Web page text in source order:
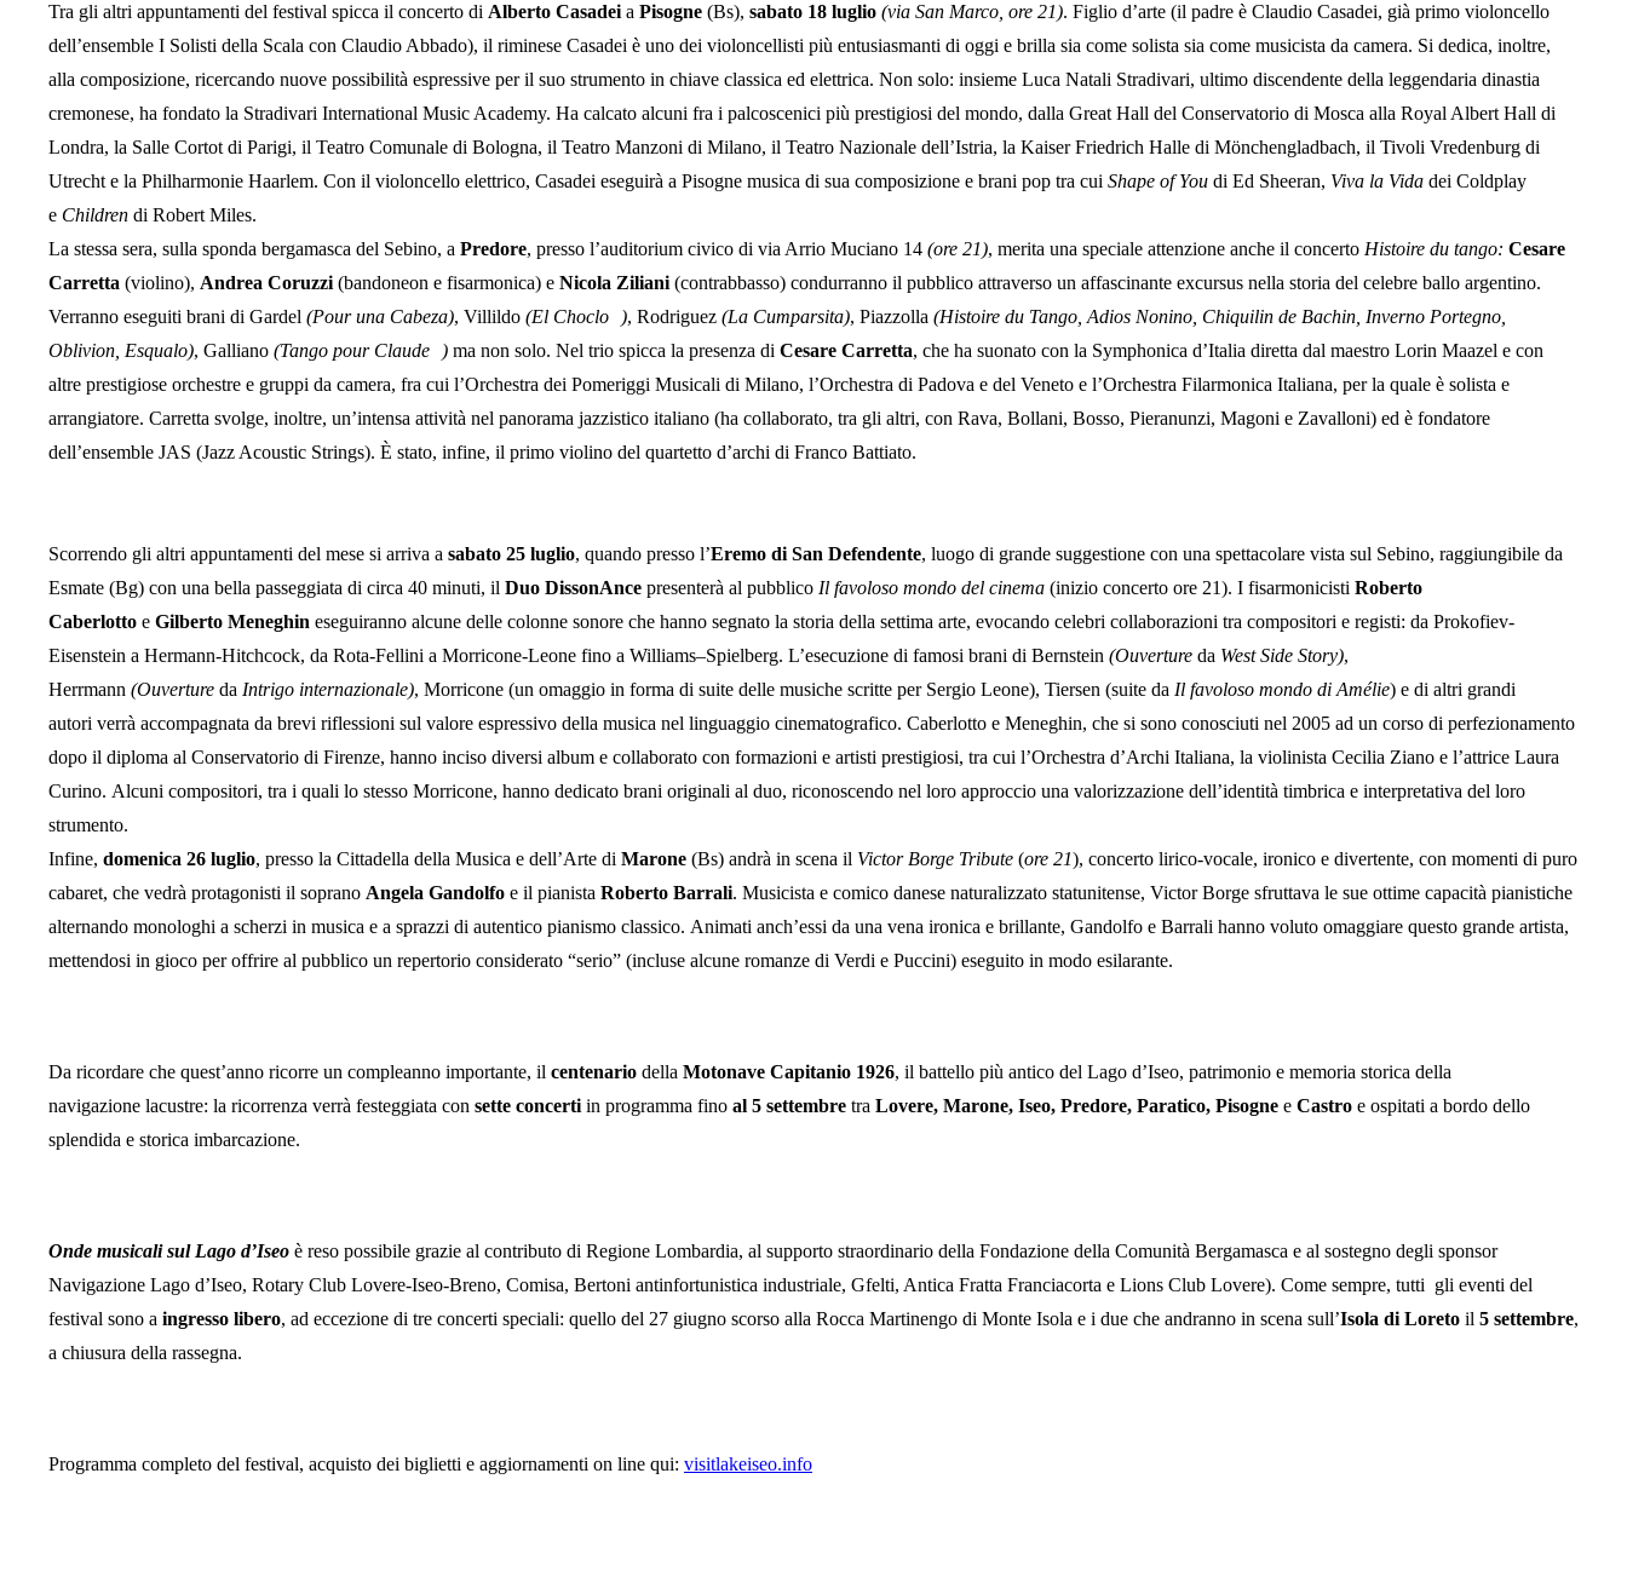
Tra gli altri appuntamenti del festival spicca il concerto di Alberto Casadei a Pisogne (Bs), sabato 18 luglio (via San Marco, ore 21). Figlio d’arte (il padre è Claudio Casadei, già primo violoncello
dell’ensemble I Solisti della Scala con Claudio Abbado), il riminese Casadei è uno dei violoncellisti più entusiasmanti di oggi e brilla sia come solista sia come musicista da camera. Si dedica, inoltre,
alla composizione, ricercando nuove possibilità espressive per il suo strumento in chiave classica ed elettrica. Non solo: insieme Luca Natali Stradivari, ultimo discendente della leggendaria dinastia
cremonese, ha fondato la Stradivari International Music Academy. Ha calcato alcuni fra i palcoscenici più prestigiosi del mondo, dalla Great Hall del Conservatorio di Mosca alla Royal Albert Hall di
Londra, la Salle Cortot di Parigi, il Teatro Comunale di Bologna, il Teatro Manzoni di Milano, il Teatro Nazionale dell’Istria, la Kaiser Friedrich Halle di Mönchengladbach, il Tivoli Vredenburg di
Utrecht e la Philharmonie Haarlem. Con il violoncello elettrico, Casadei eseguirà a Pisogne musica di sua composizione e brani pop tra cui Shape of You di Ed Sheeran, Viva la Vida dei Coldplay
e Children di Robert Miles.
La stessa sera, sulla sponda bergamasca del Sebino, a Predore, presso l’auditorium civico di via Arrio Muciano 14 (ore 21), merita una speciale attenzione anche il concerto Histoire du tango: Cesare
Carretta (violino), Andrea Coruzzi (bandoneon e fisarmonica) e Nicola Ziliani (contrabbasso) condurranno il pubblico attraverso un affascinante excursus nella storia del celebre ballo argentino.
Verranno eseguiti brani di Gardel (Pour una Cabeza), Villildo (El Choclo ), Rodriguez (La Cumparsita), Piazzolla (Histoire du Tango, Adios Nonino, Chiquilin de Bachin, Inverno Portegno,
Oblivion, Esqualo), Galliano (Tango pour Claude ) ma non solo. Nel trio spicca la presenza di Cesare Carretta, che ha suonato con la Symphonica d’Italia diretta dal maestro Lorin Maazel e con
altre prestigiose orchestre e gruppi da camera, fra cui l’Orchestra dei Pomeriggi Musicali di Milano, l’Orchestra di Padova e del Veneto e l’Orchestra Filarmonica Italiana, per la quale è solista e
arrangiatore. Carretta svolge, inoltre, un’intensa attività nel panorama jazzistico italiano (ha collaborato, tra gli altri, con Rava, Bollani, Bosso, Pieranunzi, Magoni e Zavalloni) ed è fondatore
dell’ensemble JAS (Jazz Acoustic Strings). È stato, infine, il primo violino del quartetto d’archi di Franco Battiato.
Scorrendo gli altri appuntamenti del mese si arriva a sabato 25 luglio, quando presso l’Eremo di San Defendente, luogo di grande suggestione con una spettacolare vista sul Sebino, raggiungibile da
Esmate (Bg) con una bella passeggiata di circa 40 minuti, il Duo DissonAnce presenterà al pubblico Il favoloso mondo del cinema (inizio concerto ore 21). I fisarmonicisti Roberto
Caberlotto e Gilberto Meneghin eseguiranno alcune delle colonne sonore che hanno segnato la storia della settima arte, evocando celebri collaborazioni tra compositori e registi: da Prokofiev-
Eisenstein a Hermann-Hitchcock, da Rota-Fellini a Morricone-Leone fino a Williams–Spielberg. L’esecuzione di famosi brani di Bernstein (Ouverture da West Side Story),
Herrmann (Ouverture da Intrigo internazionale), Morricone (un omaggio in forma di suite delle musiche scritte per Sergio Leone), Tiersen (suite da Il favoloso mondo di Amélie) e di altri grandi
autori verrà accompagnata da brevi riflessioni sul valore espressivo della musica nel linguaggio cinematografico. Caberlotto e Meneghin, che si sono conosciuti nel 2005 ad un corso di perfezionamento
dopo il diploma al Conservatorio di Firenze, hanno inciso diversi album e collaborato con formazioni e artisti prestigiosi, tra cui l’Orchestra d’Archi Italiana, la violinista Cecilia Ziano e l’attrice Laura
Curino. Alcuni compositori, tra i quali lo stesso Morricone, hanno dedicato brani originali al duo, riconoscendo nel loro approccio una valorizzazione dell’identità timbrica e interpretativa del loro
strumento.
Infine, domenica 26 luglio, presso la Cittadella della Musica e dell’Arte di Marone (Bs) andrà in scena il Victor Borge Tribute (ore 21), concerto lirico-vocale, ironico e divertente, con momenti di puro
cabaret, che vedrà protagonisti il soprano Angela Gandolfo e il pianista Roberto Barrali. Musicista e comico danese naturalizzato statunitense, Victor Borge sfruttava le sue ottime capacità pianistiche
alternando monologhi a scherzi in musica e a sprazzi di autentico pianismo classico. Animati anch’essi da una vena ironica e brillante, Gandolfo e Barrali hanno voluto omaggiare questo grande artista,
mettendosi in gioco per offrire al pubblico un repertorio considerato “serio” (incluse alcune romanze di Verdi e Puccini) eseguito in modo esilarante.
Da ricordare che quest’anno ricorre un compleanno importante, il centenario della Motonave Capitanio 1926, il battello più antico del Lago d’Iseo, patrimonio e memoria storica della
navigazione lacustre: la ricorrenza verrà festeggiata con sette concerti in programma fino al 5 settembre tra Lovere, Marone, Iseo, Predore, Paratico, Pisogne e Castro e ospitati a bordo dello
splendida e storica imbarcazione.
Onde musicali sul Lago d’Iseo è reso possibile grazie al contributo di Regione Lombardia, al supporto straordinario della Fondazione della Comunità Bergamasca e al sostegno degli sponsor
Navigazione Lago d’Iseo, Rotary Club Lovere-Iseo-Breno, Comisa, Bertoni antinfortunistica industriale, Gfelti, Antica Fratta Franciacorta e Lions Club Lovere). Come sempre, tutti gli eventi del
festival sono a ingresso libero, ad eccezione di tre concerti speciali: quello del 27 giugno scorso alla Rocca Martinengo di Monte Isola e i due che andranno in scena sull’Isola di Loreto il 5 settembre,
a chiusura della rassegna.
Programma completo del festival, acquisto dei biglietti e aggiornamenti on line qui: visitlakeiseo.info